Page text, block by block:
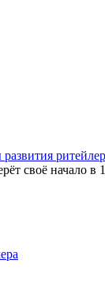
своё начало